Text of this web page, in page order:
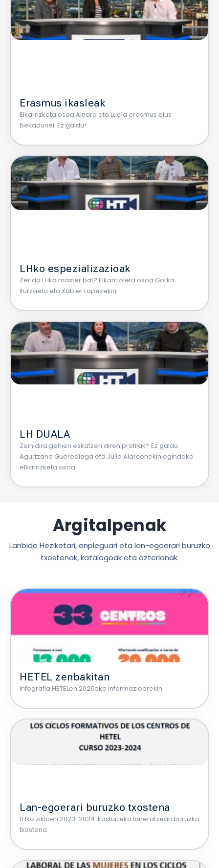
Erasmus ikasleak
Elkarrizketa osoa Ainara eta Lucía erasmus plus
bekadunei. Ez galdu!
LHko espezializazioak
Zer da LHko master bat? Elkarrizketa osoa Gorka
Iturzaeta eta Xabier Lopezekin
LH DUALA
Zein dira gehien eskatzen diren profilak? Ez galdu
Agurtzane Guerediaga eta Julio Alarconekin egindako
elkarrizketa osoa
Argitalpenak
Lanbide Heziketari, enpleguari eta lan-egoerari buruzko
txostenak, katalogoak eta azterlanak.
HETEL zenbakitan
Infografia HETELen 2025eko informazioarekin
Lan-egoerari buruzko txostena
LHko zikloen 2023-2024 ikasturteko laneratzeari buruzko
txostena